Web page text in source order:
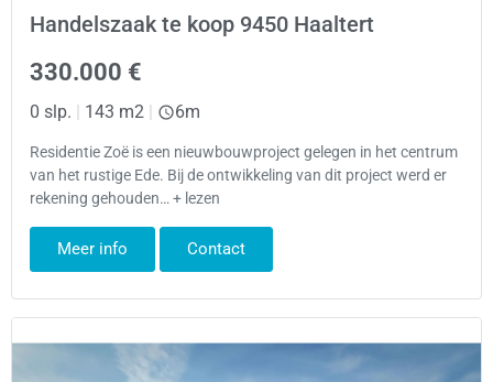
Handelszaak te koop 9450 Haaltert
330.000 €
0 slp. | 143 m2 | 6m
Residentie Zoë is een nieuwbouwproject gelegen in het centrum
van het rustige Ede. Bij de ontwikkeling van dit project werd er
rekening gehouden… + lezen
Meer info Contact